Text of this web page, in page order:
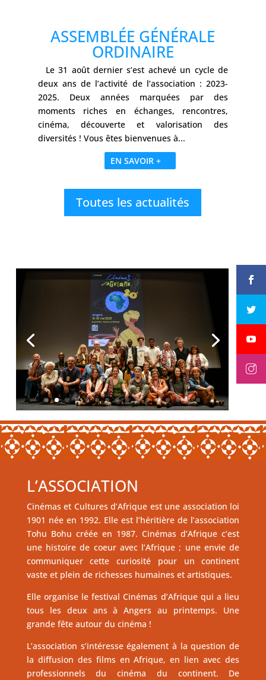
ASSEMBLÉE GÉNÉRALE
ORDINAIRE
Le 31 août dernier s’est achevé un cycle de
deux ans de l’activité de l’association : 2023-
2025. Deux années marquées par des
moments riches en échanges, rencontres,
cinéma, découverte et valorisation des
diversités ! Vous êtes bienvenues à...
EN SAVOIR +
Toutes les actualités
L’ASSOCIATION
Cinémas et Cultures d’Afrique est une association loi
1901 née en 1992. Elle est l’héritière de l’association
Tohu Bohu créée en 1987. Cinémas d’Afrique c’est
une histoire de coeur avec l’Afrique ; une envie de
communiquer cette curiosité pour un continent
vaste et plein de richesses humaines et artistiques.
Elle organise le festival Cinémas d’Afrique qui a lieu
tous les deux ans à Angers au printemps. Une
grande fête autour du cinéma !
L’association s’intéresse également à la question de
la diffusion des films en Afrique, en lien avec des
professionnels du cinéma du continent. De